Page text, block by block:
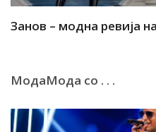
Занов – модна ревија
МодаМода со . . .